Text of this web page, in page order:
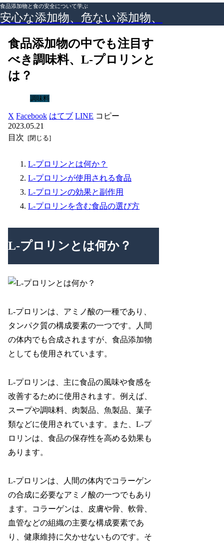
食品添加物と食の安全について学ぶ
安心な添加物、危ない添加物、
食品添加物の中でも注目す
べき調味料、L-プロリンと
は？
調味料
X Facebook はてブ LINE コピー
2023.05.21
目次
L-プロリンとは何か？
L-プロリンが使用される食品
L-プロリンの効果と副作用
L-プロリンを含む食品の選び方
L-プロリンとは何か？
L-プロリンは、アミノ酸の一種であり、
タンパク質の構成要素の一つです。人間
の体内でも合成されますが、食品添加物
としても使用されています。
L-プロリンは、主に食品の風味や食感を
改善するために使用されます。例えば、
スープや調味料、肉製品、魚製品、菓子
類などに使用されています。また、L-プ
ロリンは、食品の保存性を高める効果も
あります。
L-プロリンは、人間の体内でコラーゲン
の合成に必要なアミノ酸の一つでもあり
ます。コラーゲンは、皮膚や骨、軟骨、
血管などの組織の主要な構成要素であ
り、健康維持に欠かせないものです。そ